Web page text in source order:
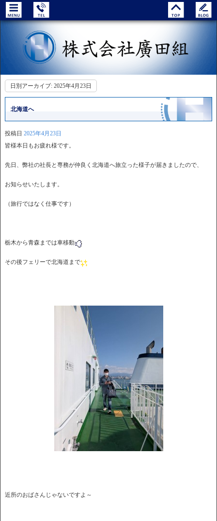
日別アーカイブ: 2025年4月23日
北海道へ
投稿日 2025年4月23日
皆様本日もお疲れ様です。
先日、弊社の社長と専務が仲良く北海道へ旅立った様子が届きましたので、
お知らせいたします。
（旅行ではなく仕事です）
栃木から青森までは車移動
その後フェリーで北海道まで
近所のおばさんじゃないですよ～